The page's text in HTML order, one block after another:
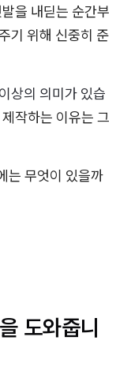
을 내딛는 순간부
기 위해 신중히 준
상의 의미가 있습
작하는 이유는 그
는 무엇이 있을까
도와줍니